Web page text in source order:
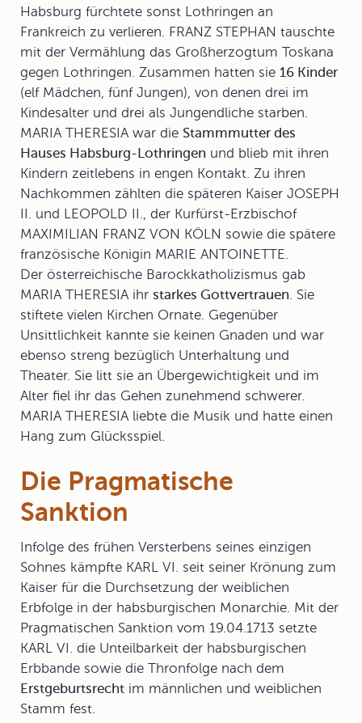
Habsburg fürchtete sonst Lothringen an
Frankreich zu verlieren. FRANZ STEPHAN tauschte
mit der Vermählung das Großherzogtum Toskana
gegen Lothringen. Zusammen hatten sie 16 Kinder
(elf Mädchen, fünf Jungen), von denen drei im
Kindesalter und drei als Jungendliche starben.
MARIA THERESIA war die Stammmutter des
Hauses Habsburg-Lothringen und blieb mit ihren
Kindern zeitlebens in engen Kontakt. Zu ihren
Nachkommen zählten die späteren Kaiser JOSEPH
II. und LEOPOLD II., der Kurfürst-Erzbischof
MAXIMILIAN FRANZ VON KÖLN sowie die spätere
französische Königin MARIE ANTOINETTE.
Der österreichische Barockkatholizismus gab
MARIA THERESIA ihr starkes Gottvertrauen. Sie
stiftete vielen Kirchen Ornate. Gegenüber
Unsittlichkeit kannte sie keinen Gnaden und war
ebenso streng bezüglich Unterhaltung und
Theater. Sie litt sie an Übergewichtigkeit und im
Alter fiel ihr das Gehen zunehmend schwerer.
MARIA THERESIA liebte die Musik und hatte einen
Hang zum Glücksspiel.
Die Pragmatische
Sanktion
Infolge des frühen Versterbens seines einzigen
Sohnes kämpfte KARL VI. seit seiner Krönung zum
Kaiser für die Durchsetzung der weiblichen
Erbfolge in der habsburgischen Monarchie. Mit der
Pragmatischen Sanktion vom 19.04.1713 setzte
KARL VI. die Unteilbarkeit der habsburgischen
Erbbande sowie die Thronfolge nach dem
Erstgeburtsrecht im männlichen und weiblichen
Stamm fest.